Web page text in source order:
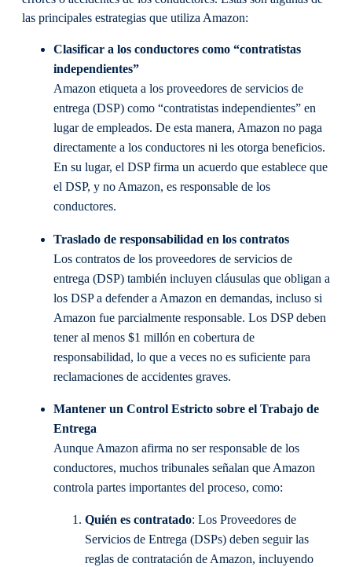
las principales estrategias que utiliza Amazon:
Clasificar a los conductores como “contratistas
independientes”
Amazon etiqueta a los proveedores de servicios de
entrega (DSP) como “contratistas independientes” en
lugar de empleados. De esta manera, Amazon no paga
directamente a los conductores ni les otorga beneficios.
En su lugar, el DSP firma un acuerdo que establece que
el DSP, y no Amazon, es responsable de los
conductores.
Traslado de responsabilidad en los contratos
Los contratos de los proveedores de servicios de
entrega (DSP) también incluyen cláusulas que obligan a
los DSP a defender a Amazon en demandas, incluso si
Amazon fue parcialmente responsable. Los DSP deben
tener al menos $1 millón en cobertura de
responsabilidad, lo que a veces no es suficiente para
reclamaciones de accidentes graves.
Mantener un Control Estricto sobre el Trabajo de
Entrega
Aunque Amazon afirma no ser responsable de los
conductores, muchos tribunales señalan que Amazon
controla partes importantes del proceso, como:
Quién es contratado: Los Proveedores de
Servicios de Entrega (DSPs) deben seguir las
reglas de contratación de Amazon, incluyendo